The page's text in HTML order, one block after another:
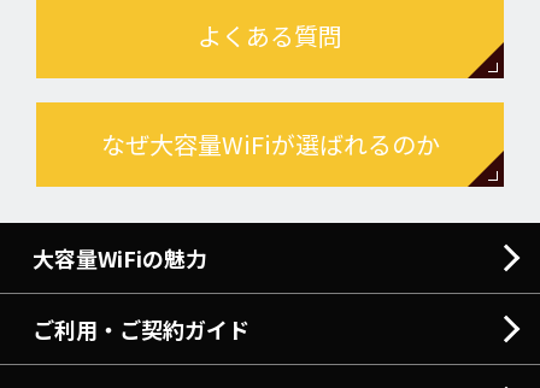
よくある質問
なぜ大容量WiFiが選ばれるのか
大容量WiFiの魅力
ご利用・ご契約ガイド